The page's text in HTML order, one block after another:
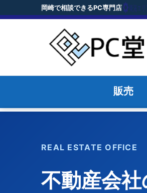
岡崎で相談できるPC専門店
販売
岡崎で相談できるPC専門店
販売
REAL ESTATE OFFICE
不動産会